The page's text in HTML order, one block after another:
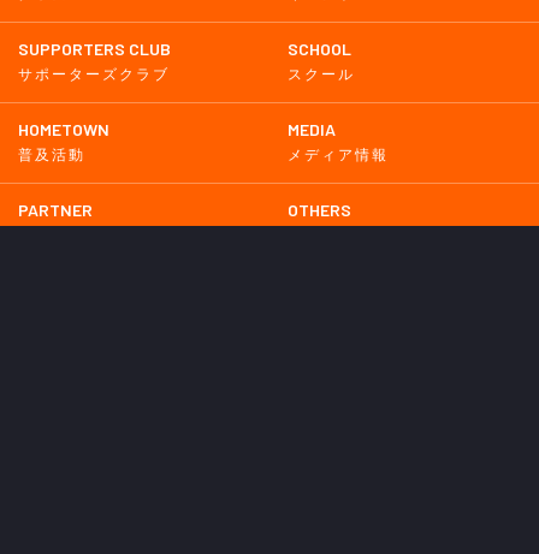
SUPPORTERS CLUB
サポーターズクラブ
SCHOOL
スクール
HOMETOWN
普及活動
MEDIA
メディア情報
PARTNER OTHERS